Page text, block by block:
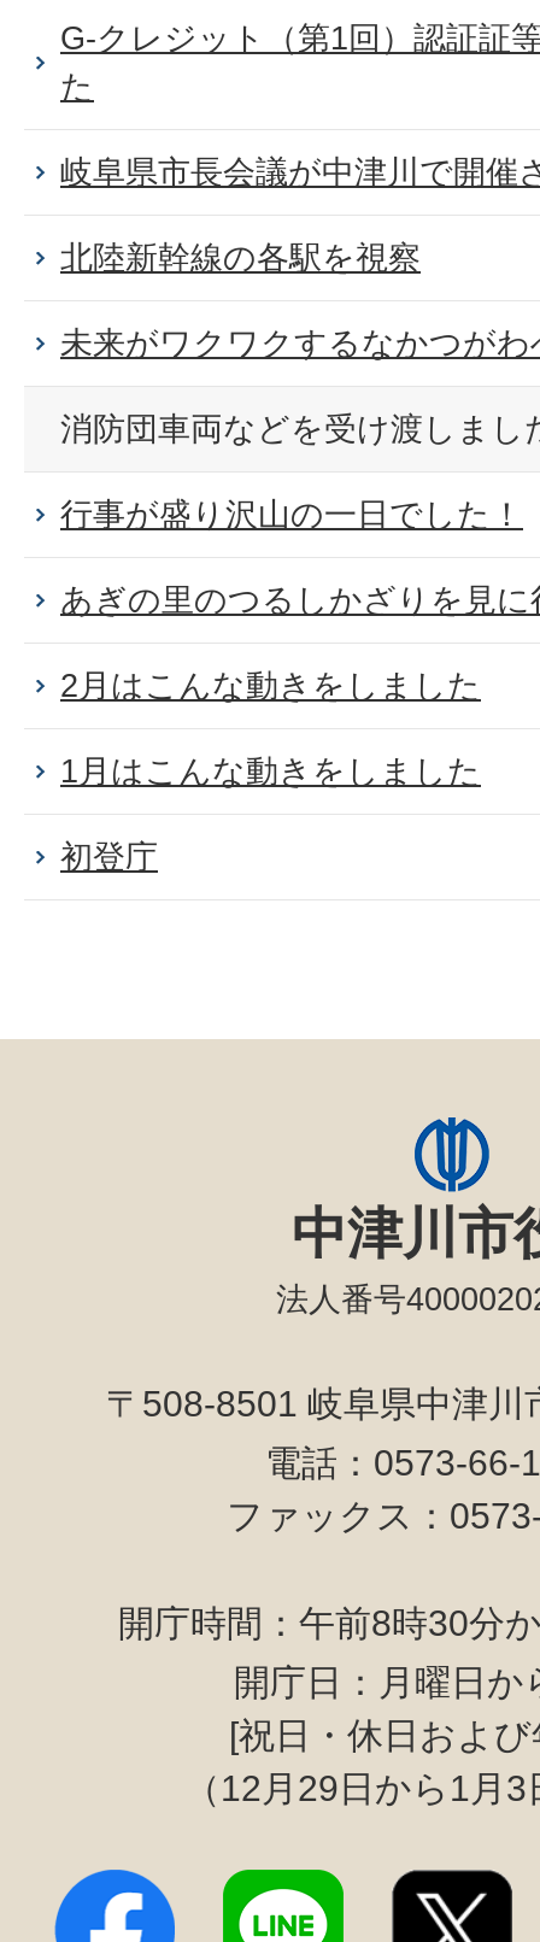
G-クレジット（第1回）認証証
た
岐阜県市長会議が中津川で開催
北陸新幹線の各駅を視察
未来がワクワクするなかつがわ
消防団車両などを受け渡しまし
行事が盛り沢山の一日でした！
あぎの里のつるしかざりを見
2月はこんな動きをしました
1月はこんな動きをしました
初登庁
中津川市
法人番号
〒508-8501 岐阜県中津
電話：0573-
ファックス：
開庁時間：午前8時30分
開庁日：月曜日か
[祝日・休日およ
（12月29日から1月